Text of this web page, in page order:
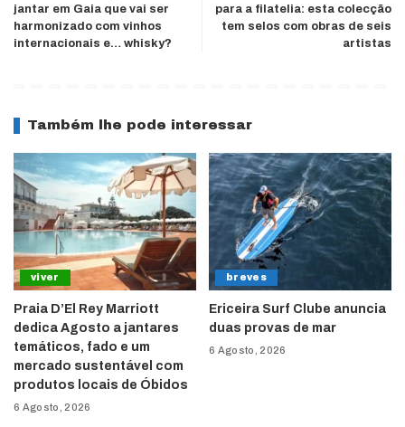
jantar em Gaia que vai ser
harmonizado com vinhos
internacionais e… whisky?
para a filatelia: esta colecção
tem selos com obras de seis
artistas
Também lhe pode interessar
viver
Praia D’El Rey Marriott
dedica Agosto a jantares
temáticos, fado e um
mercado sustentável com
produtos locais de Óbidos
6 Agosto, 2026
breves
Ericeira Surf Clube anuncia
duas provas de mar
6 Agosto, 2026